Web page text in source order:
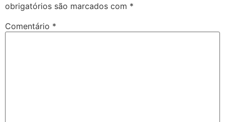
obrigatórios são marcados com *
Comentário *